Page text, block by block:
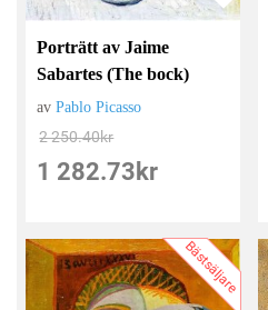
Porträtt av Jaime
Sabartes (The bock)
avPablo Picasso
2 250.40kr
1 282.73 kr
Bästsäljare